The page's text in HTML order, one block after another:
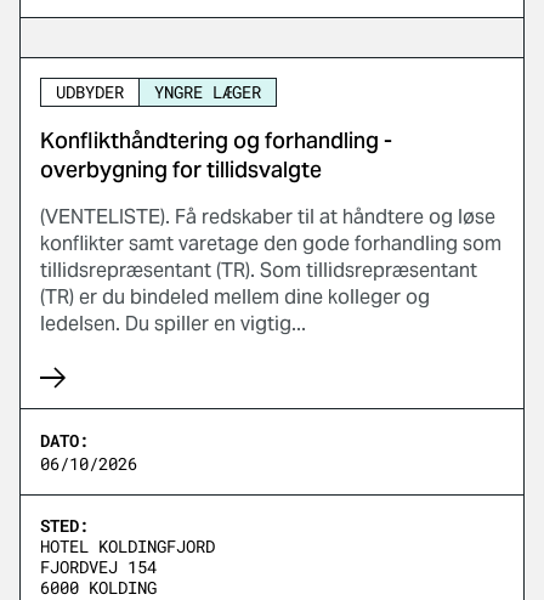
UDBYDER YNGRE LÆGER
Konflikthåndtering og forhandling -
overbygning for tillidsvalgte
(VENTELISTE). Få redskaber til at håndtere og løse
konflikter samt varetage den gode forhandling som
tillidsrepræsentant (TR). Som tillidsrepræsentant
(TR) er du bindeled mellem dine kolleger og
ledelsen. Du spiller en vigtig...
DATO:
06/10/2026
STED:
HOTEL KOLDINGFJORD
FJORDVEJ 154
6000 KOLDING